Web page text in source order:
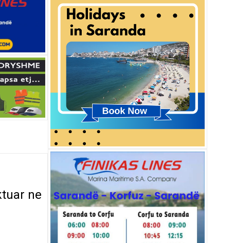
ne